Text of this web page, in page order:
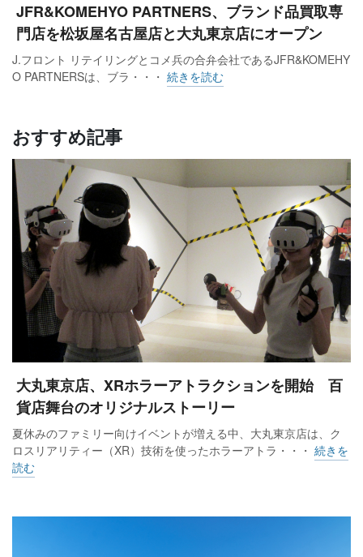
JFR&KOMEHYO PARTNERS、ブランド品買取専
門店を松坂屋名古屋店と大丸東京店にオープン
J.フロント リテイリングとコメ兵の合弁会社であるJFR&KOMEHY
O PARTNERSは、ブラ・・・ 続きを読む
おすすめ記事
大丸東京店、XRホラーアトラクションを開始 百
貨店舞台のオリジナルストーリー
夏休みのファミリー向けイベントが増える中、大丸東京店は、ク
ロスリアリティー（XR）技術を使ったホラーアトラ・・・ 続きを
読む